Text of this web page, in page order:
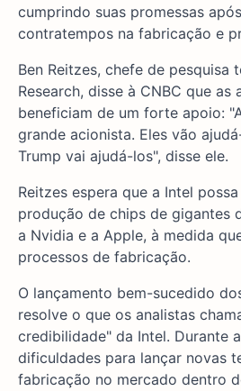
cumprindo suas promessas
contratempos na fabricação e
Ben Reitzes, chefe de pesquisa
Research, disse à CNBC que as
beneficiam de um forte apoio:
grande acionista. Eles vão
Trump vai ajudá-los", disse ele.
Reitzes espera que a Intel
produção de chips de gigantes
a Nvidia e a Apple, à medida
processos de fabricação.
O lançamento bem-sucedido
resolve o que os analistas
credibilidade" da Intel. Durante
dificuldades para lançar novas
fabricação no mercado dentro